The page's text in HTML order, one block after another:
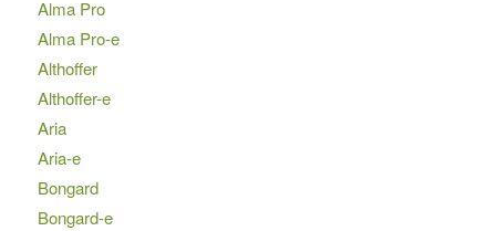
Alma Pro
Alma Pro-e
Althoffer
Althoffer-e
Aria
Aria-e
Bongard
Bongard-e